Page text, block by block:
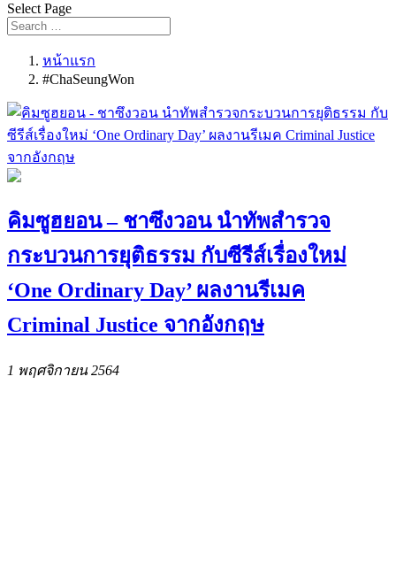
Select Page
หน้าแรก
#ChaSeungWon
คิมซูฮยอน – ชาซึงวอน นำทัพสำรวจ
กระบวนการยุติธรรม กับซีรีส์เรื่องใหม่
‘One Ordinary Day’ ผลงานรีเมค
Criminal Justice จากอังกฤษ
1 พฤศจิกายน 2564